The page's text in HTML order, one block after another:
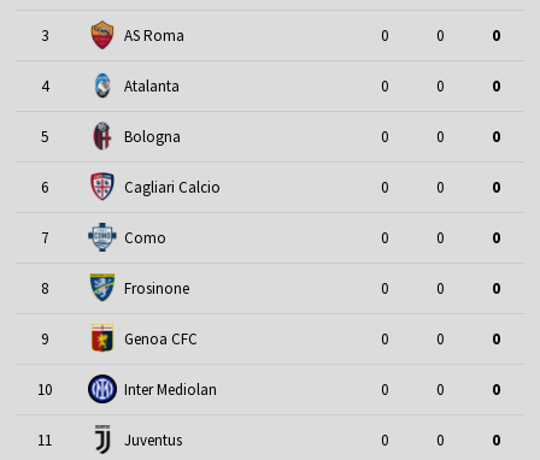
3 AS Roma 0 0 0
4 Atalanta 0 0 0
5 Bologna 0 0 0
6 Cagliari Calcio 0 0 0
7 Como 0 0 0
8 Frosinone 0 0 0
9 Genoa CFC 0 0 0
10 Inter Mediolan 0 0 0
11 Juventus 0 0 0